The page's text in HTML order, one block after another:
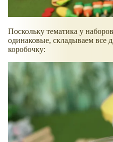
Поскольку тематика у
одинаковые, складываем все
коробочку: